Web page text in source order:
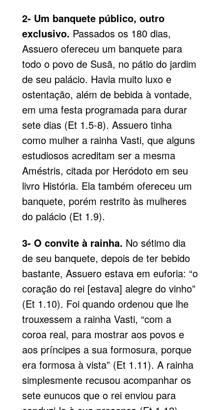
2- Um banquete público, outro
exclusivo. Passados os 180 dias,
Assuero ofereceu um banquete para
todo o povo de Susã, no pátio do jardim
de seu palácio. Havia muito luxo e
ostentação, além de bebida à vontade,
em uma festa programada para durar
sete dias (Et 1.5-8). Assuero tinha
como mulher a rainha Vasti, que alguns
estudiosos acreditam ser a mesma
Améstris, citada por Heródoto em seu
livro História. Ela também ofereceu um
banquete, porém restrito às mulheres
do palácio (Et 1.9).
3- O convite à rainha. No sétimo dia
de seu banquete, depois de ter bebido
bastante, Assuero estava em euforia: “o
coração do rei [estava] alegre do vinho”
(Et 1.10). Foi quando ordenou que lhe
trouxessem a rainha Vasti, “com a
coroa real, para mostrar aos povos e
aos príncipes a sua formosura, porque
era formosa à vista” (Et 1.11). A rainha
simplesmente recusou acompanhar os
sete eunucos que o rei enviou para